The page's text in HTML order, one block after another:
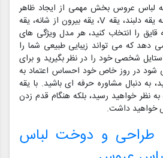
لباس عروس بخش مهمی از ایجاد ظاهر
عروس رویایی شماست. چه یقه دلبند، یقه V، یقه بیرون از شانه، یقه
قایق را انتخاب کنید، هر مدل ویژگی های
دهد که می تواند زیبایی طبیعی شما را
شخصی خود را در نظر بگیرید و برای
شود در روز خاص خود احساس اعتماد به
به دنبال مشاوره حرفه ای باشید. با یقه
به نظر خواهید رسید، بلکه هنگام قدم زدن
خواهید داشت.
طراحی و دوخت لباس